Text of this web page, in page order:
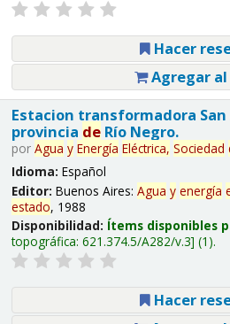
Hacer
Agregar
Estacion transformadora
provincia deRío Negro.
por Agua y Energía Eléctrica, Sociedad
Idioma: Español
Editor: Buenos Aires: Agua y energía
estado, 1988
Disponibilidad: Ítems disponibles
topográfica: 621.374.5/A282/v.3 (1).
Hacer